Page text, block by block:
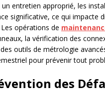
entretien approprié, les
significative, ce qui impacte
opérations de
la vérification des
outils de métrologie
pour prévenir tout
des